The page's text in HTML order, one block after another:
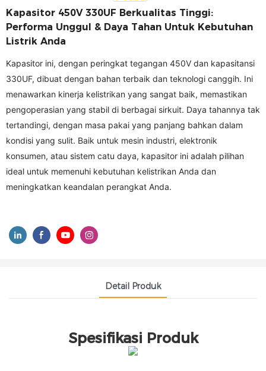
Kapasitor 450V 330UF Berkualitas Tinggi:
Performa Unggul & Daya Tahan Untuk Kebutuhan
Listrik Anda
Kapasitor ini, dengan peringkat tegangan 450V dan kapasitansi
330UF, dibuat dengan bahan terbaik dan teknologi canggih. Ini
menawarkan kinerja kelistrikan yang sangat baik, memastikan
pengoperasian yang stabil di berbagai sirkuit. Daya tahannya tak
tertandingi, dengan masa pakai yang panjang bahkan dalam
kondisi yang sulit. Baik untuk mesin industri, elektronik
konsumen, atau sistem catu daya, kapasitor ini adalah pilihan
ideal untuk memenuhi kebutuhan kelistrikan Anda dan
meningkatkan keandalan perangkat Anda.
Detail Produk
Spesifikasi Produk